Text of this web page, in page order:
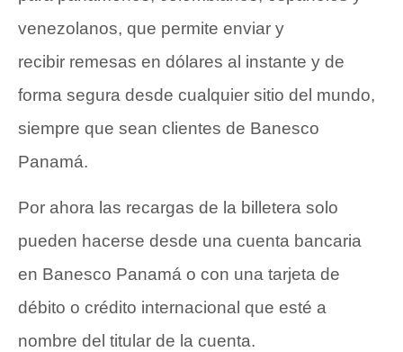
venezolanos, que permite enviar y
recibir remesas en dólares al instante y de
forma segura desde cualquier sitio del mundo,
siempre que sean clientes de Banesco
Panamá.
Por ahora las recargas de la billetera solo
pueden hacerse desde una cuenta bancaria
en Banesco Panamá o con una tarjeta de
débito o crédito internacional que esté a
nombre del titular de la cuenta.